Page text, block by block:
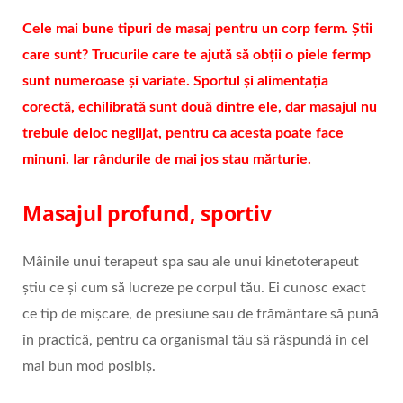
Cele mai bune tipuri de masaj pentru un corp ferm. Știi
care sunt? Trucurile care te ajută să obții o piele fermp
sunt numeroase și variate. Sportul și alimentația
corectă, echilibrată sunt două dintre ele, dar masajul nu
trebuie deloc neglijat, pentru ca acesta poate face
minuni. Iar rândurile de mai jos stau mărturie.
Masajul profund, sportiv
Mâinile unui terapeut spa sau ale unui kinetoterapeut
știu ce și cum să lucreze pe corpul tău. Ei cunosc exact
ce tip de mișcare, de presiune sau de frământare să pună
în practică, pentru ca organismal tău să răspundă în cel
mai bun mod posibiș.